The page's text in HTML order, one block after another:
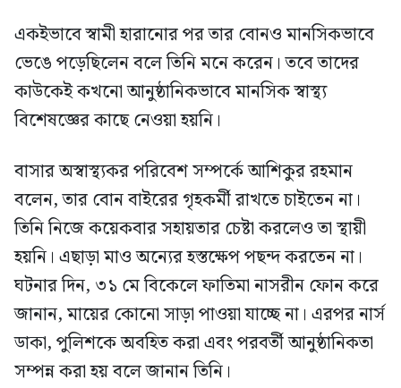
একইভাবে স্বামী হারানোর পর তার বোনও মানসিকভাবে
ভেঙে পড়েছিলেন বলে তিনি মনে করেন। তবে তাদের
কাউকেই কখনো আনুষ্ঠানিকভাবে মানসিক স্বাস্থ্য
বিশেষজ্ঞের কাছে নেওয়া হয়নি।
বাসার অস্বাস্থ্যকর পরিবেশ সম্পর্কে আশিকুর রহমান
বলেন, তার বোন বাইরের গৃহকর্মী রাখতে চাইতেন না।
তিনি নিজে কয়েকবার সহায়তার চেষ্টা করলেও তা স্থায়ী
হয়নি। এছাড়া মাও অন্যের হস্তক্ষেপ পছন্দ করতেন না।
ঘটনার দিন, ৩১ মে বিকেলে ফাতিমা নাসরীন ফোন করে
জানান, মায়ের কোনো সাড়া পাওয়া যাচ্ছে না। এরপর নার্স
ডাকা, পুলিশকে অবহিত করা এবং পরবর্তী আনুষ্ঠানিকতা
সম্পন্ন করা হয় বলে জানান তিনি।